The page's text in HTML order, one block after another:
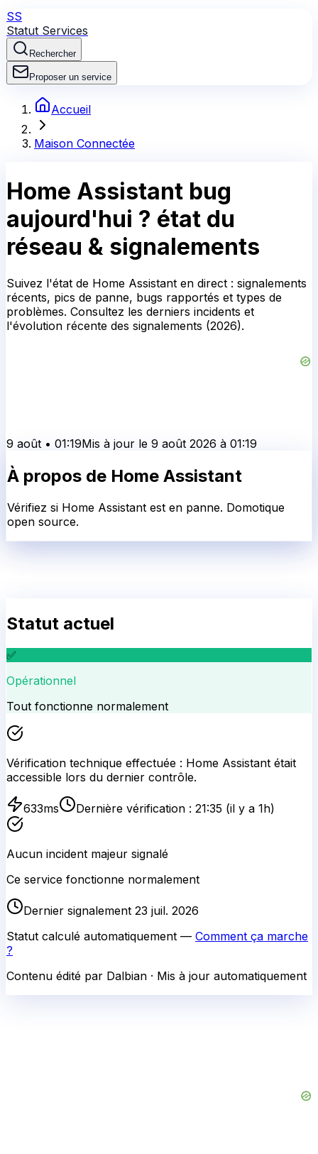
SS
Statut Services
Rechercher
Proposer un service
Accueil
Maison Connectée
Home Assistant bug
aujourd'hui ? état du
réseau & signalements
Suivez l'état de Home Assistant en direct : signalements
récents, pics de panne, bugs rapportés et types de
problèmes. Consultez les derniers incidents et
l'évolution récente des signalements (2026).
9 août • 01:19Mis à jour le 9 août 2026 à 01:19
À propos de Home Assistant
Vérifiez si Home Assistant est en panne. Domotique
open source.
Statut actuel
✅
Opérationnel
Tout fonctionne normalement
Vérification technique effectuée : Home Assistant était
accessible lors du dernier contrôle.
633ms Dernière vérification : 21:35 (il y a 1h)
Aucun incident majeur signalé
Ce service fonctionne normalement
Dernier signalement 23 juil. 2026
Statut calculé automatiquement — Comment ça marche
?
Contenu édité par Dalbian · Mis à jour automatiquement